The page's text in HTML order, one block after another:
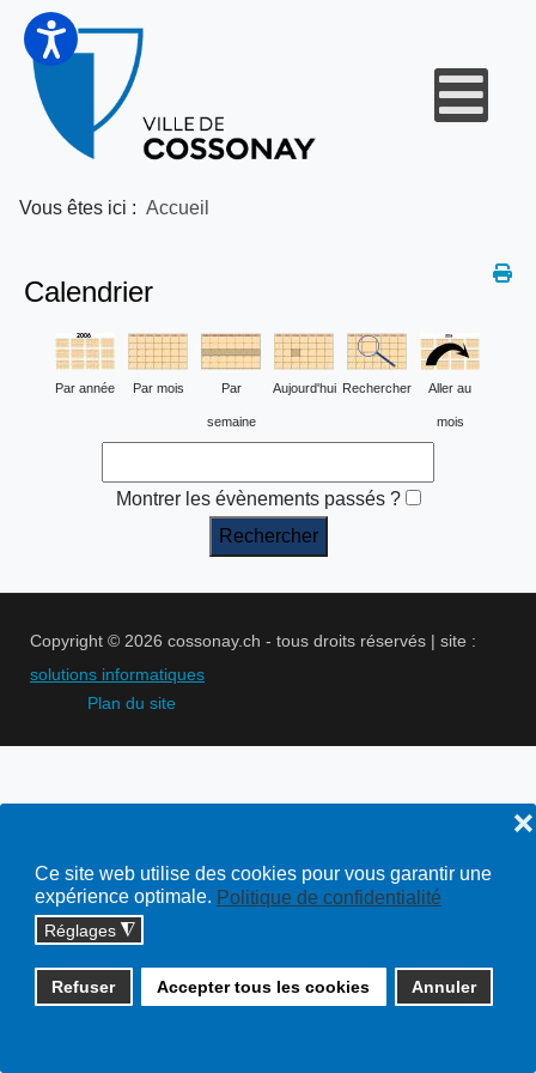
Ce site web utilise des cookies pour vous garantir une
expérience optimale. Politique de confidentialité
Réglages ◮
Refuser Accepter tous les cookies Annuler
❌
Vous êtes ici : Accueil
Calendrier
Par année Par mois Par
semaine
Aujourd'hui Rechercher Aller au
mois
Montrer les évènements passés ?
Copyright © 2026 cossonay.ch - tous droits réservés | site :
solutions informatiques
Plan du site